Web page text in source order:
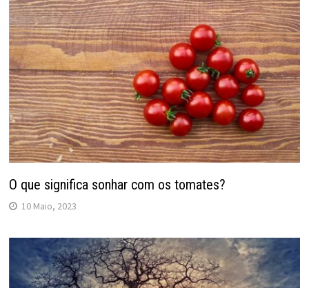
O que significa sonhar com os tomates?
10 Maio, 2023